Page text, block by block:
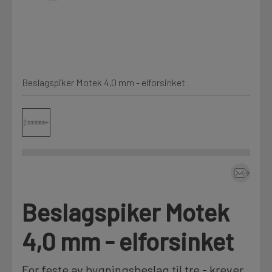
Fag
Prislister
Firmainformasjon
LOGG UT
Beslagspiker Motek 4,0 mm - elforsinket
Beslagspiker Motek
4,0 mm - elforsinket